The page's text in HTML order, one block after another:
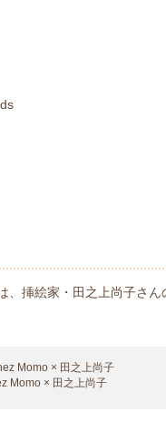
、挿絵家・田之上尚子さ
Momo × 田之上尚子